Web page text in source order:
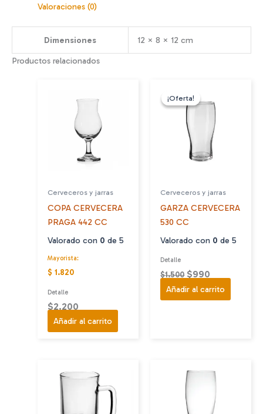
Valoraciones (0)
Dimensiones
12 × 8 × 12 cm
Productos relacionados
Cerveceros y jarras
COPA CERVECERA
PRAGA 442 CC
Valorado con 0 de 5
Mayorista:
$ 1.820
Detalle
$2.200
Añadir al carrito
¡Oferta!
¡Oferta!
Cerveceros y jarras
GARZA CERVECERA
530 CC
Valorado con 0 de 5
Detalle
$1.500 El
precio
original
$990
precio
actual
Añadir al carrito